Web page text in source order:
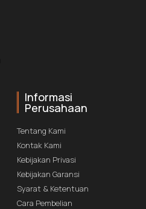
Informasi
Perusahaan
Tentang Kami
Kontak Kami
Kebijakan Privasi
Kebijakan Garansi
Syarat & Ketentuan
Cara Pembelian